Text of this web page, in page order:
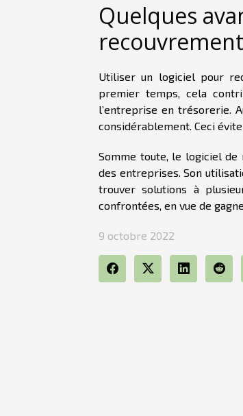
Quelques
recouvrement
Utiliser un logiciel pour
premier temps, cela
l’entreprise en trésorerie.
considérablement. Ceci
Somme toute, le logiciel de
des entreprises. Son
trouver solutions à
confrontées, en vue de
9 octobre 2022